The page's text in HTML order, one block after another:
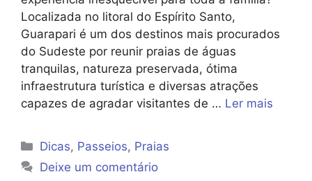
Localizada no litoral do Espírito Santo,
Guarapari é um dos destinos mais procurados
do Sudeste por reunir praias de águas
tranquilas, natureza preservada, ótima
infraestrutura turística e diversas atrações
capazes de agradar visitantes de … Ler mais
Categorias
Dicas, Passeios, Praias
Deixe um comentário